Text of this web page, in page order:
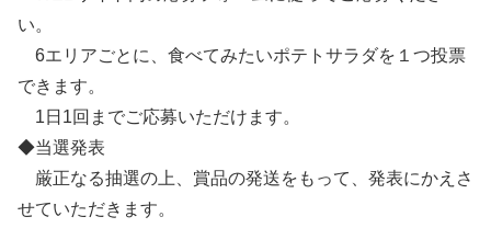
い。
6エリアごとに、食べてみたいポテトサラダを１つ投票
できます。
1日1回までご応募いただけます。
◆当選発表
厳正なる抽選の上、賞品の発送をもって、発表にかえさ
せていただきます。